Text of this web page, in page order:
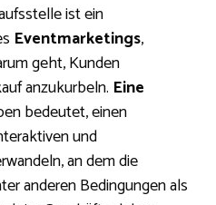
ist ein
Eventmarketings,
geht, Kunden
anzukurbeln. Eine
bedeutet, einen
und
an dem die
anderen Bedingungen als